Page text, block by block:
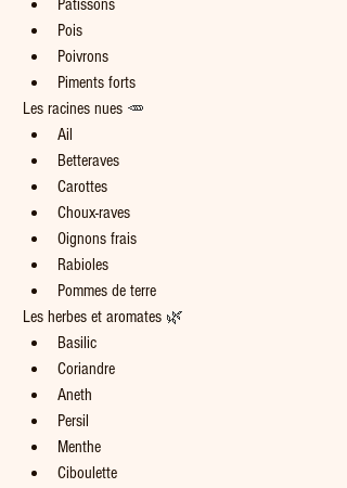
Pâtissons
Pois
Poivrons
Piments forts
Les racines nues 🥕
Ail
Betteraves
Carottes
Choux-raves
Oignons frais
Rabioles
Pommes de terre
Les herbes et aromates 🌿
Basilic
Coriandre
Aneth
Persil
Menthe
Ciboulette